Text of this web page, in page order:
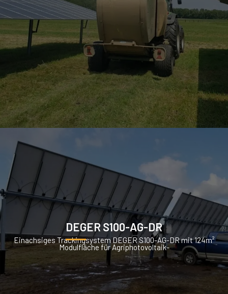
DEGER S100-AG-DR
Einachsiges Trackingsystem DEGER S100-AG-DR mit 124m²
Modulfläche für Agriphotovoltaik-